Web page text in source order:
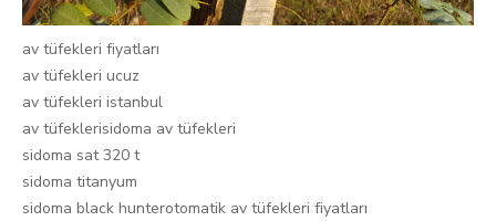
av tüfekleri fiyatları
av tüfekleri ucuz
av tüfekleri istanbul
av tüfeklerisidoma av tüfekleri
sidoma sat 320 t
sidoma titanyum
sidoma black hunterotomatik av tüfekleri fiyatları